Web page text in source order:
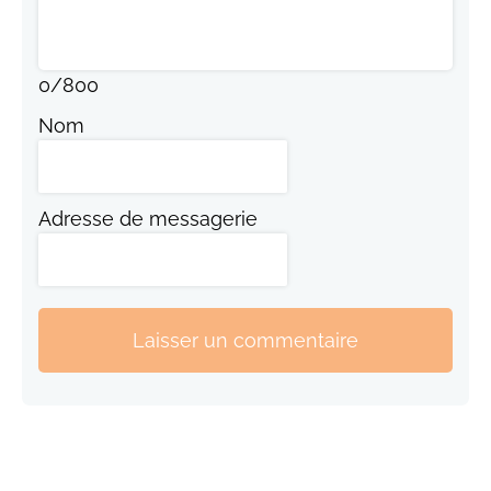
0/800
Nom
Adresse de messagerie
Laisser un commentaire